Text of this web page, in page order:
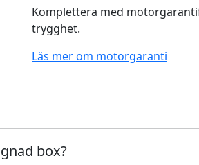
Komplettera med
trygghet.
Läs mer om motorgaranti
box?